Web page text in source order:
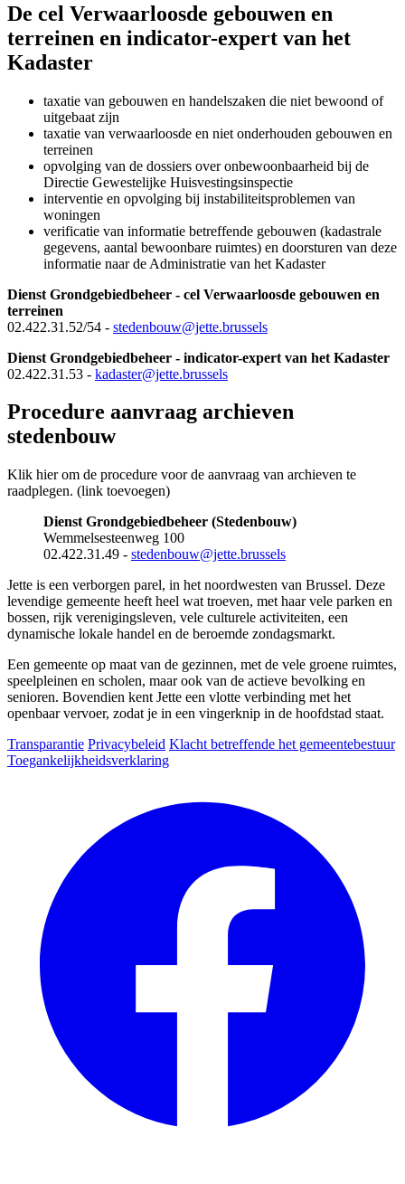
De cel Verwaarloosde gebouwen en
terreinen en indicator-expert van het
Kadaster
taxatie van gebouwen en handelszaken die niet bewoond of
uitgebaat zijn
taxatie van verwaarloosde en niet onderhouden gebouwen en
terreinen
opvolging van de dossiers over onbewoonbaarheid bij de
Directie Gewestelijke Huisvestingsinspectie
interventie en opvolging bij instabiliteitsproblemen van
woningen
verificatie van informatie betreffende gebouwen (kadastrale
gegevens, aantal bewoonbare ruimtes) en doorsturen van deze
informatie naar de Administratie van het Kadaster
Dienst Grondgebiedbeheer - cel Verwaarloosde gebouwen en
terreinen
02.422.31.52/54 - stedenbouw@jette.brussels
Dienst Grondgebiedbeheer - indicator-expert van het Kadaster
02.422.31.53 - kadaster@jette.brussels
Procedure aanvraag archieven
stedenbouw
Klik hier om de procedure voor de aanvraag van archieven te
raadplegen. (link toevoegen)
Dienst Grondgebiedbeheer (Stedenbouw)
Wemmelsesteenweg 100
02.422.31.49 - stedenbouw@jette.brussels
Jette is een verborgen parel, in het noordwesten van Brussel. Deze
levendige gemeente heeft heel wat troeven, met haar vele parken en
bossen, rijk verenigingsleven, vele culturele activiteiten, een
dynamische lokale handel en de beroemde zondagsmarkt.
Een gemeente op maat van de gezinnen, met de vele groene ruimtes,
speelpleinen en scholen, maar ook van de actieve bevolking en
senioren. Bovendien kent Jette een vlotte verbinding met het
openbaar vervoer, zodat je in een vingerknip in de hoofdstad staat.
Transparantie Privacybeleid Klacht betreffende het gemeentebestuur
Toegankelijkheidsverklaring